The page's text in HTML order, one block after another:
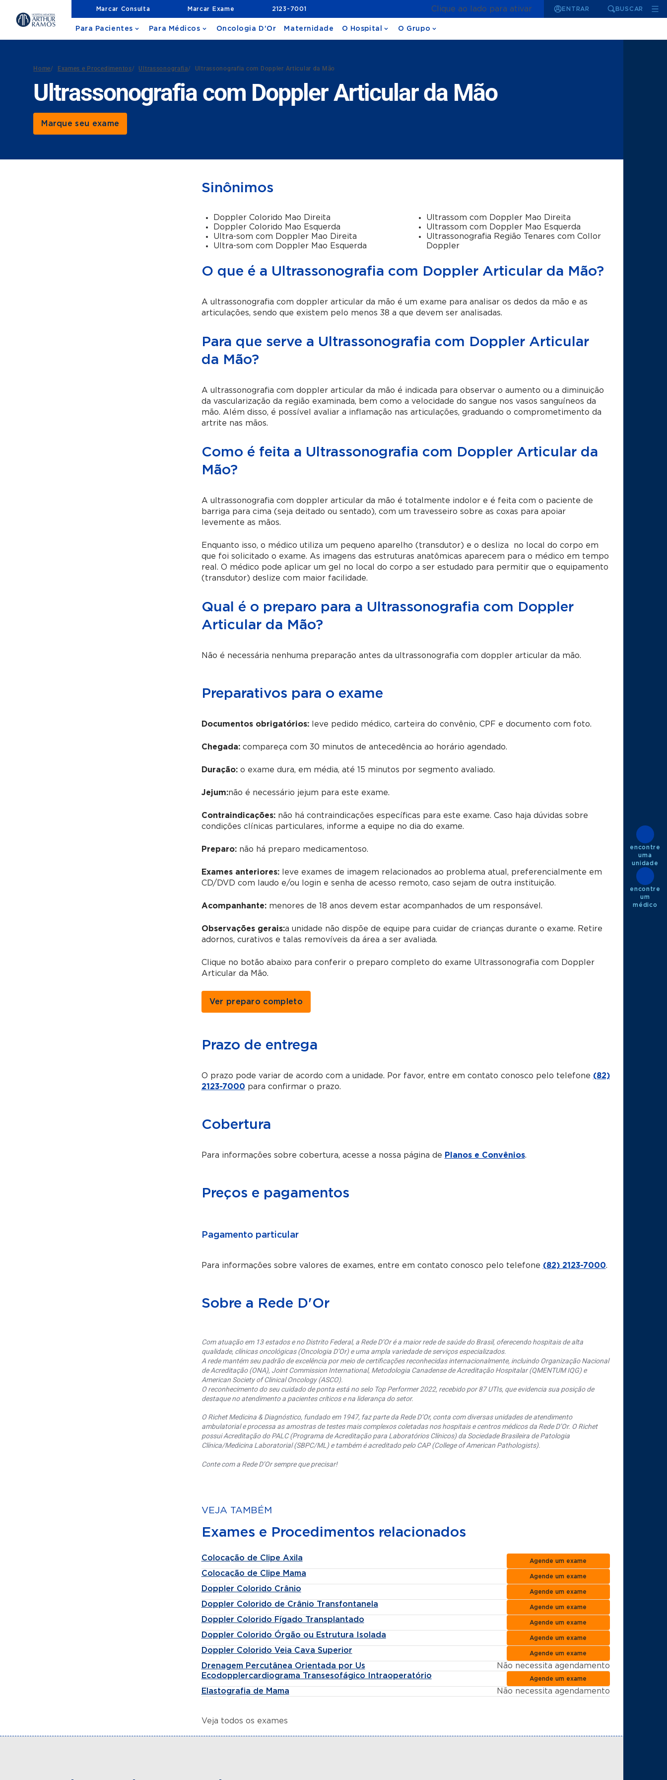
Marcar Consulta Marcar Exame 2123-7001 Clique ao lado para ativar ENTRAR BUSCAR
Para Pacientes Para Médicos Oncologia D'Or Maternidade O Hospital O Grupo
Home/ Exames e Procedimentos/ Ultrassonografia/ Ultrassonografia com Doppler Articular da Mão
Ultrassonografia com Doppler Articular da Mão
Marque seu exame
Sinônimos
Doppler Colorido Mao Direita
Doppler Colorido Mao Esquerda
Ultra-som com Doppler Mao Direita
Ultra-som com Doppler Mao Esquerda
Ultrassom com Doppler Mao Direita
Ultrassom com Doppler Mao Esquerda
Ultrassonografia Região Tenares com Collor
Doppler
O que é a Ultrassonografia com Doppler Articular da Mão?
A ultrassonografia com doppler articular da mão é um exame para analisar os dedos da mão e as
articulações, sendo que existem pelo menos 38 a que devem ser analisadas.
Para que serve a Ultrassonografia com Doppler Articular
da Mão?
A ultrassonografia com doppler articular da mão é indicada para observar o aumento ou a diminuição
da vascularização da região examinada, bem como a velocidade do sangue nos vasos sanguíneos da
mão. Além disso, é possível avaliar a inflamação nas articulações, graduando o comprometimento da
artrite nas mãos.
Como é feita a Ultrassonografia com Doppler Articular da
Mão?
A ultrassonografia com doppler articular da mão é totalmente indolor e é feita com o paciente de
barriga para cima (seja deitado ou sentado), com um travesseiro sobre as coxas para apoiar
levemente as mãos.
Enquanto isso, o médico utiliza um pequeno aparelho (transdutor) e o desliza no local do corpo em
que foi solicitado o exame. As imagens das estruturas anatômicas aparecem para o médico em tempo
real. O médico pode aplicar um gel no local do corpo a ser estudado para permitir que o equipamento
(transdutor) deslize com maior facilidade.
Qual é o preparo para a Ultrassonografia com Doppler
Articular da Mão?
Não é necessária nenhuma preparação antes da ultrassonografia com doppler articular da mão.
Preparativos para o exame
Documentos obrigatórios:leve pedido médico, carteira do convênio, CPF e documento com foto.
Chegada:compareça com 30 minutos de antecedência ao horário agendado.
Duração:o exame dura, em média, até 15 minutos por segmento avaliado.
Jejum:não é necessário jejum para este exame.
Contraindicações:não há contraindicações específicas para este exame. Caso haja dúvidas sobre
condições clínicas particulares, informe a equipe no dia do exame.
Preparo: não há preparo medicamentoso.
Exames anteriores:leve exames de imagem relacionados ao problema atual, preferencialmente em
CD/DVD com laudo e/ou login e senha de acesso remoto, caso sejam de outra instituição.
Acompanhante:menores de 18 anos devem estar acompanhados de um responsável.
Observações gerais:a unidade não dispõe de equipe para cuidar de crianças durante o exame. Retire
adornos, curativos e talas removíveis da área a ser avaliada.
Clique no botão abaixo para conferir o preparo completo do exame Ultrassonografia com Doppler
Articular da Mão.
Ver preparo completo
Prazo de entrega
O prazo pode variar de acordo com a unidade. Por favor, entre em contato conosco pelo telefone (82)
2123-7000 para confirmar o prazo.
Cobertura
Para informações sobre cobertura, acesse a nossa página de Planos e Convênios.
Preços e pagamentos
Pagamento particular
Para informações sobre valores de exames, entre em contato conosco pelo telefone (82) 2123-7000.
Sobre a Rede D'Or
Com atuação em 13 estados e no Distrito Federal, a Rede D’Or é a maior rede de saúde do Brasil, oferecendo hospitais de alta
qualidade, clínicas oncológicas (Oncologia D’Or) e uma ampla variedade de serviços especializados.
A rede mantém seu padrão de excelência por meio de certificações reconhecidas internacionalmente, incluindo Organização Nacional
de Acreditação (ONA), Joint Commission International, Metodologia Canadense de Acreditação Hospitalar (QMENTUM IQG) e
American Society of Clinical Oncology (ASCO).
O reconhecimento do seu cuidado de ponta está no selo Top Performer 2022, recebido por 87 UTIs, que evidencia sua posição de
destaque no atendimento a pacientes críticos e na liderança do setor.
O Richet Medicina & Diagnóstico, fundado em 1947, faz parte da Rede D’Or, conta com diversas unidades de atendimento
ambulatorial e processa as amostras de testes mais complexos coletadas nos hospitais e centros médicos da Rede D’Or. O Richet
possui Acreditação do PALC (Programa de Acreditação para Laboratórios Clínicos) da Sociedade Brasileira de Patologia
Clínica/Medicina Laboratorial (SBPC/ML) e também é acreditado pelo CAP (College of American Pathologists).
Conte com a Rede D’Or sempre que precisar!
VEJA TAMBÉM
Exames e Procedimentos relacionados
Colocação de Clipe Axila Agende um exame
Colocação de Clipe Mama Agende um exame
Doppler Colorido Crânio Agende um exame
Doppler Colorido de Crânio Transfontanela Agende um exame
Doppler Colorido Fígado Transplantado Agende um exame
Doppler Colorido Órgão ou Estrutura Isolada Agende um exame
Doppler Colorido Veia Cava Superior Agende um exame
Drenagem Percutânea Orientada por Us
Não necessita agendamento
Ecodopplercardiograma Transesofágico Intraoperatório
Agende um exame
Elastografia de Mama Não necessita agendamento
Veja todos os exames
encontre
uma
unidade
encontre
um
médico